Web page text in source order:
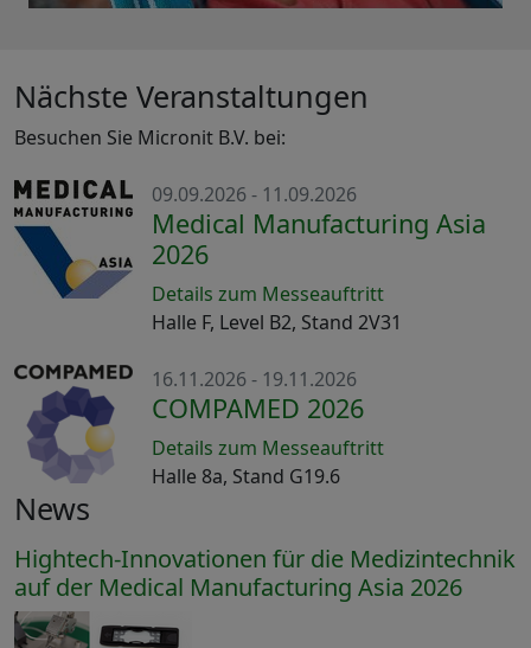
Nächste Veranstaltungen
Besuchen Sie Micronit B.V. bei:
09.09.2026 - 11.09.2026
Medical Manufacturing Asia
2026
Details zum Messeauftritt
Halle F, Level B2, Stand 2V31
16.11.2026 - 19.11.2026
COMPAMED 2026
Details zum Messeauftritt
Halle 8a, Stand G19.6
News
Hightech-Innovationen für die Medizintechnik
auf der Medical Manufacturing Asia 2026